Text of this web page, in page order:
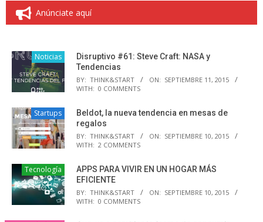
Anúnciate aquí
Noticias
Disruptivo #61: Steve Craft: NASA y
Tendencias
BY: THINK&START ON: SEPTIEMBRE 11, 2015
WITH: 0 COMMENTS
Startups
Beldot, la nueva tendencia en mesas de
regalos
BY: THINK&START ON: SEPTIEMBRE 10, 2015
WITH: 2 COMMENTS
Tecnología
APPS PARA VIVIR EN UN HOGAR MÁS
EFICIENTE
BY: THINK&START ON: SEPTIEMBRE 10, 2015
WITH: 0 COMMENTS